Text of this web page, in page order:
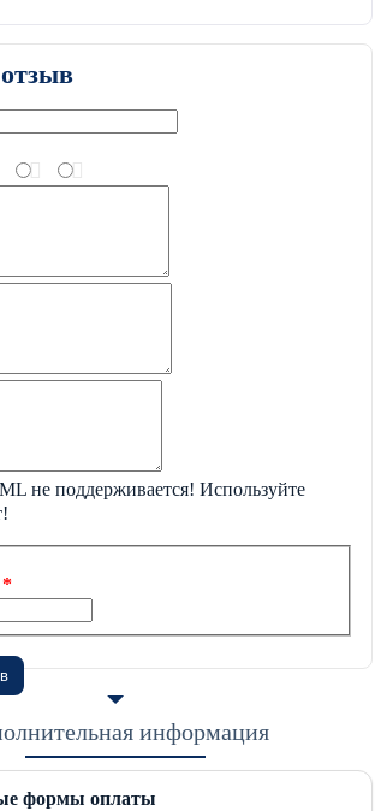
не поддерживается! Используйте
информация
формы оплаты